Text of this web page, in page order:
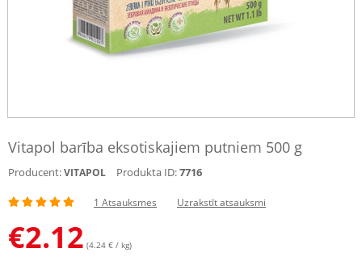
Vitapol barība eksotiskajiem putniem 500 g
Producent:VITAPOL Produkta ID:7716
1 Atsauksmes Uzrakstīt atsauksmi
€2.12 (4.24 € / kg)